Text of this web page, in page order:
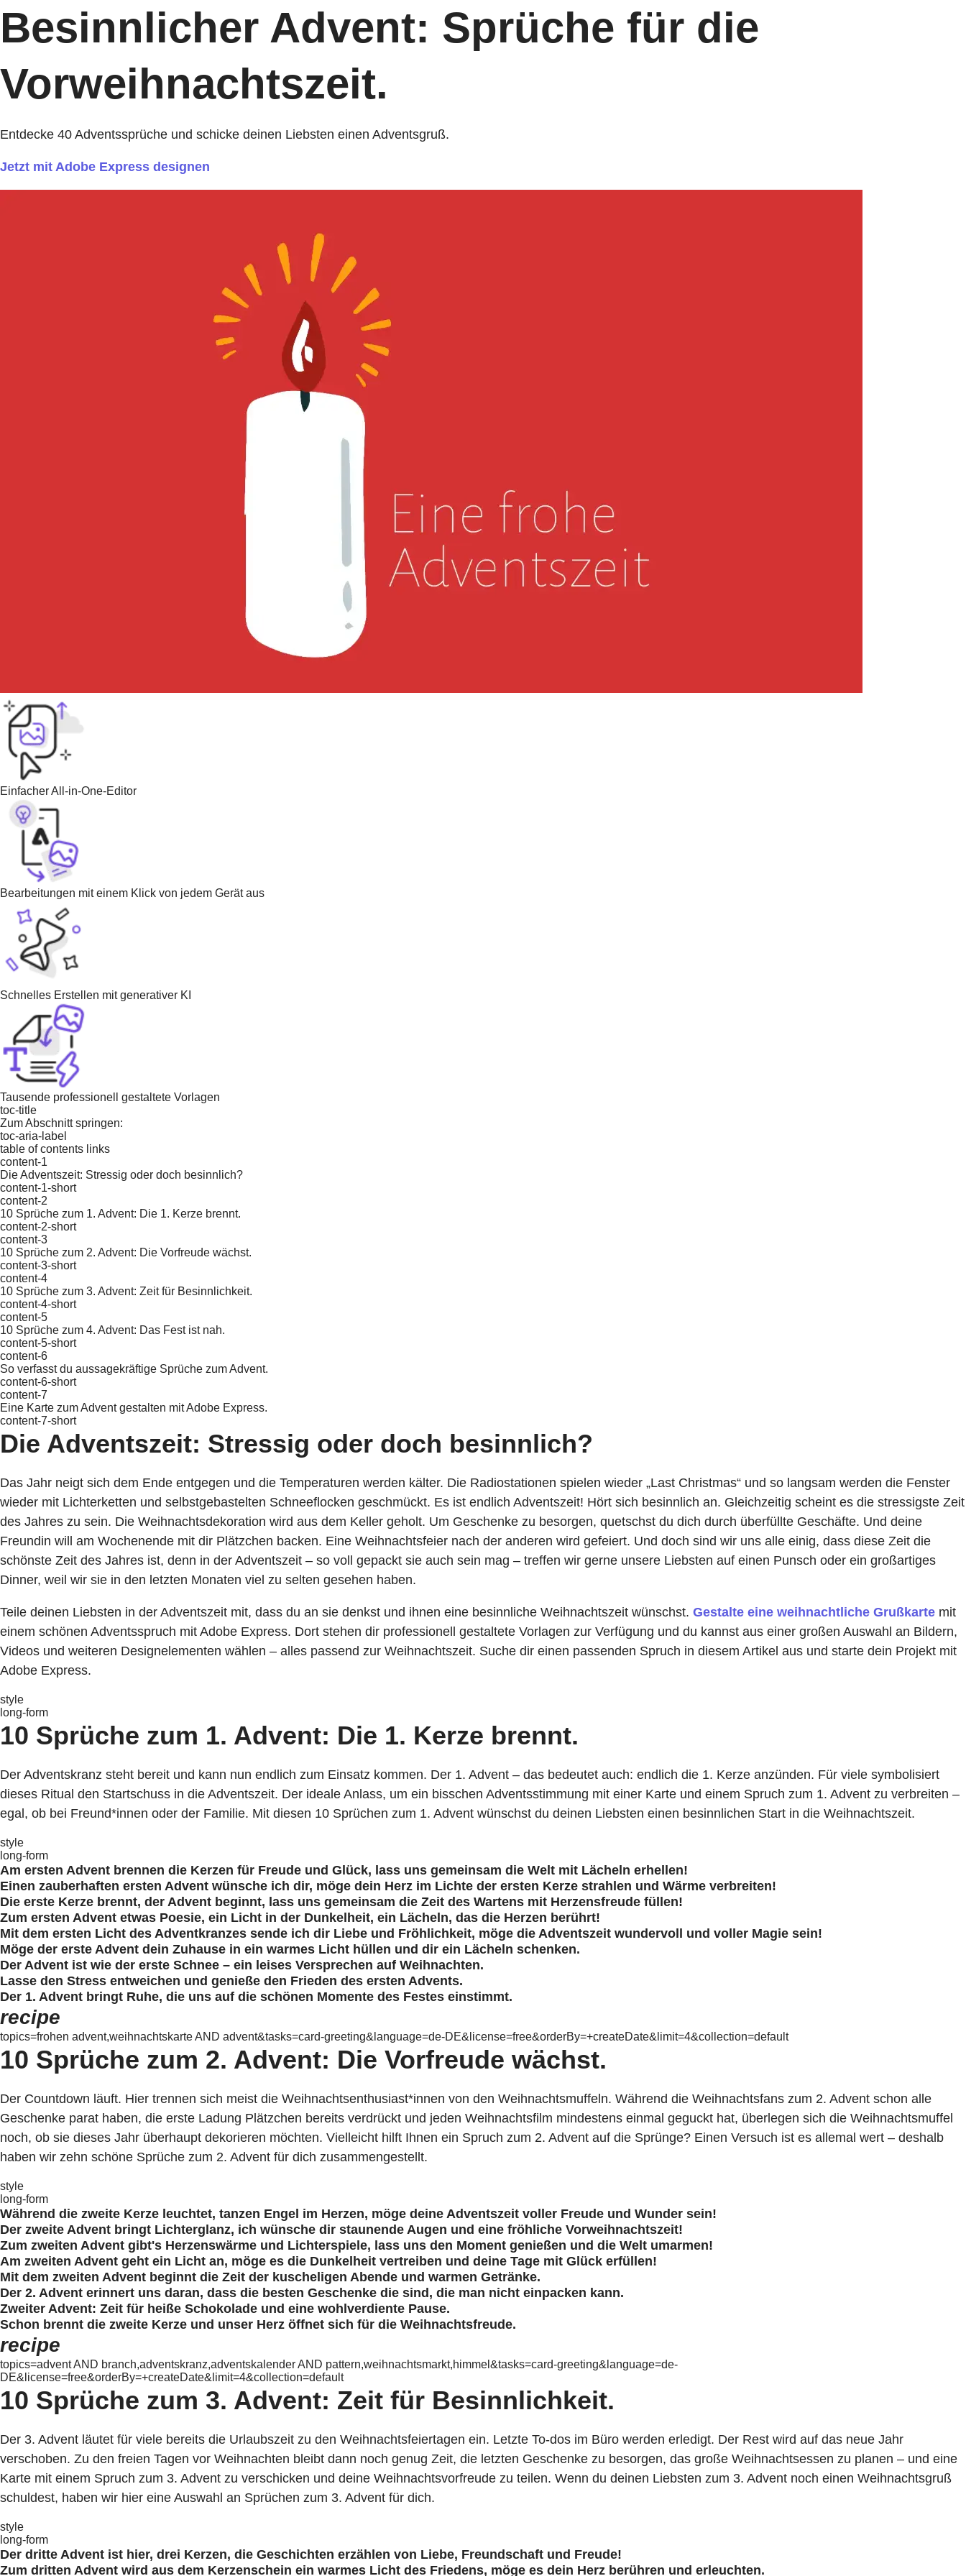
Besinnlicher Advent: Sprüche für die
Vorweihnachtszeit.
Entdecke 40 Adventssprüche und schicke deinen Liebsten einen Adventsgruß.
Jetzt mit Adobe Express designen
Einfacher All-in-One-Editor
Bearbeitungen mit einem Klick von jedem Gerät aus
Schnelles Erstellen mit generativer KI
Tausende professionell gestaltete Vorlagen
toc-title
Zum Abschnitt springen:
toc-aria-label
table of contents links
content-1
Die Adventszeit: Stressig oder doch besinnlich?
content-1-short
content-2
10 Sprüche zum 1. Advent: Die 1. Kerze brennt.
content-2-short
content-3
10 Sprüche zum 2. Advent: Die Vorfreude wächst.
content-3-short
content-4
10 Sprüche zum 3. Advent: Zeit für Besinnlichkeit.
content-4-short
content-5
10 Sprüche zum 4. Advent: Das Fest ist nah.
content-5-short
content-6
So verfasst du aussagekräftige Sprüche zum Advent.
content-6-short
content-7
Eine Karte zum Advent gestalten mit Adobe Express.
content-7-short
Die Adventszeit: Stressig oder doch besinnlich?
Das Jahr neigt sich dem Ende entgegen und die Temperaturen werden kälter. Die Radiostationen spielen wieder „Last Christmas“ und so langsam werden die Fenster
wieder mit Lichterketten und selbstgebastelten Schneeflocken geschmückt. Es ist endlich Adventszeit! Hört sich besinnlich an. Gleichzeitig scheint es die stressigste Zeit
des Jahres zu sein. Die Weihnachtsdekoration wird aus dem Keller geholt. Um Geschenke zu besorgen, quetschst du dich durch überfüllte Geschäfte. Und deine
Freundin will am Wochenende mit dir Plätzchen backen. Eine Weihnachtsfeier nach der anderen wird gefeiert. Und doch sind wir uns alle einig, dass diese Zeit die
schönste Zeit des Jahres ist, denn in der Adventszeit – so voll gepackt sie auch sein mag – treffen wir gerne unsere Liebsten auf einen Punsch oder ein großartiges
Dinner, weil wir sie in den letzten Monaten viel zu selten gesehen haben.
Teile deinen Liebsten in der Adventszeit mit, dass du an sie denkst und ihnen eine besinnliche Weihnachtszeit wünschst. Gestalte eine weihnachtliche Grußkarte mit
einem schönen Adventsspruch mit Adobe Express. Dort stehen dir professionell gestaltete Vorlagen zur Verfügung und du kannst aus einer großen Auswahl an Bildern,
Videos und weiteren Designelementen wählen – alles passend zur Weihnachtszeit. Suche dir einen passenden Spruch in diesem Artikel aus und starte dein Projekt mit
Adobe Express.
style
long-form
10 Sprüche zum 1. Advent: Die 1. Kerze brennt.
Der Adventskranz steht bereit und kann nun endlich zum Einsatz kommen. Der 1. Advent – das bedeutet auch: endlich die 1. Kerze anzünden. Für viele symbolisiert
dieses Ritual den Startschuss in die Adventszeit. Der ideale Anlass, um ein bisschen Adventsstimmung mit einer Karte und einem Spruch zum 1. Advent zu verbreiten –
egal, ob bei Freund*innen oder der Familie. Mit diesen 10 Sprüchen zum 1. Advent wünschst du deinen Liebsten einen besinnlichen Start in die Weihnachtszeit.
style
long-form
Am ersten Advent brennen die Kerzen für Freude und Glück, lass uns gemeinsam die Welt mit Lächeln erhellen!
Einen zauberhaften ersten Advent wünsche ich dir, möge dein Herz im Lichte der ersten Kerze strahlen und Wärme verbreiten!
Die erste Kerze brennt, der Advent beginnt, lass uns gemeinsam die Zeit des Wartens mit Herzensfreude füllen!
Zum ersten Advent etwas Poesie, ein Licht in der Dunkelheit, ein Lächeln, das die Herzen berührt!
Mit dem ersten Licht des Adventkranzes sende ich dir Liebe und Fröhlichkeit, möge die Adventszeit wundervoll und voller Magie sein!
Möge der erste Advent dein Zuhause in ein warmes Licht hüllen und dir ein Lächeln schenken.
Der Advent ist wie der erste Schnee – ein leises Versprechen auf Weihnachten.
Lasse den Stress entweichen und genieße den Frieden des ersten Advents.
Der 1. Advent bringt Ruhe, die uns auf die schönen Momente des Festes einstimmt.
recipe
topics=frohen advent,weihnachtskarte AND advent&tasks=card-greeting&language=de-DE&license=free&orderBy=+createDate&limit=4&collection=default
10 Sprüche zum 2. Advent: Die Vorfreude wächst.
Der Countdown läuft. Hier trennen sich meist die Weihnachtsenthusiast*innen von den Weihnachtsmuffeln. Während die Weihnachtsfans zum 2. Advent schon alle
Geschenke parat haben, die erste Ladung Plätzchen bereits verdrückt und jeden Weihnachtsfilm mindestens einmal geguckt hat, überlegen sich die Weihnachtsmuffel
noch, ob sie dieses Jahr überhaupt dekorieren möchten. Vielleicht hilft Ihnen ein Spruch zum 2. Advent auf die Sprünge? Einen Versuch ist es allemal wert – deshalb
haben wir zehn schöne Sprüche zum 2. Advent für dich zusammengestellt.
style
long-form
Während die zweite Kerze leuchtet, tanzen Engel im Herzen, möge deine Adventszeit voller Freude und Wunder sein!
Der zweite Advent bringt Lichterglanz, ich wünsche dir staunende Augen und eine fröhliche Vorweihnachtszeit!
Zum zweiten Advent gibt's Herzenswärme und Lichterspiele, lass uns den Moment genießen und die Welt umarmen!
Am zweiten Advent geht ein Licht an, möge es die Dunkelheit vertreiben und deine Tage mit Glück erfüllen!
Mit dem zweiten Advent beginnt die Zeit der kuscheligen Abende und warmen Getränke.
Der 2. Advent erinnert uns daran, dass die besten Geschenke die sind, die man nicht einpacken kann.
Zweiter Advent: Zeit für heiße Schokolade und eine wohlverdiente Pause.
Schon brennt die zweite Kerze und unser Herz öffnet sich für die Weihnachtsfreude.
recipe
topics=advent AND branch,adventskranz,adventskalender AND pattern,weihnachtsmarkt,himmel&tasks=card-greeting&language=de-
DE&license=free&orderBy=+createDate&limit=4&collection=default
10 Sprüche zum 3. Advent: Zeit für Besinnlichkeit.
Der 3. Advent läutet für viele bereits die Urlaubszeit zu den Weihnachtsfeiertagen ein. Letzte To-dos im Büro werden erledigt. Der Rest wird auf das neue Jahr
verschoben. Zu den freien Tagen vor Weihnachten bleibt dann noch genug Zeit, die letzten Geschenke zu besorgen, das große Weihnachtsessen zu planen – und eine
Karte mit einem Spruch zum 3. Advent zu verschicken und deine Weihnachtsvorfreude zu teilen. Wenn du deinen Liebsten zum 3. Advent noch einen Weihnachtsgruß
schuldest, haben wir hier eine Auswahl an Sprüchen zum 3. Advent für dich.
style
long-form
Der dritte Advent ist hier, drei Kerzen, die Geschichten erzählen von Liebe, Freundschaft und Freude!
Zum dritten Advent wird aus dem Kerzenschein ein warmes Licht des Friedens, möge es dein Herz berühren und erleuchten.